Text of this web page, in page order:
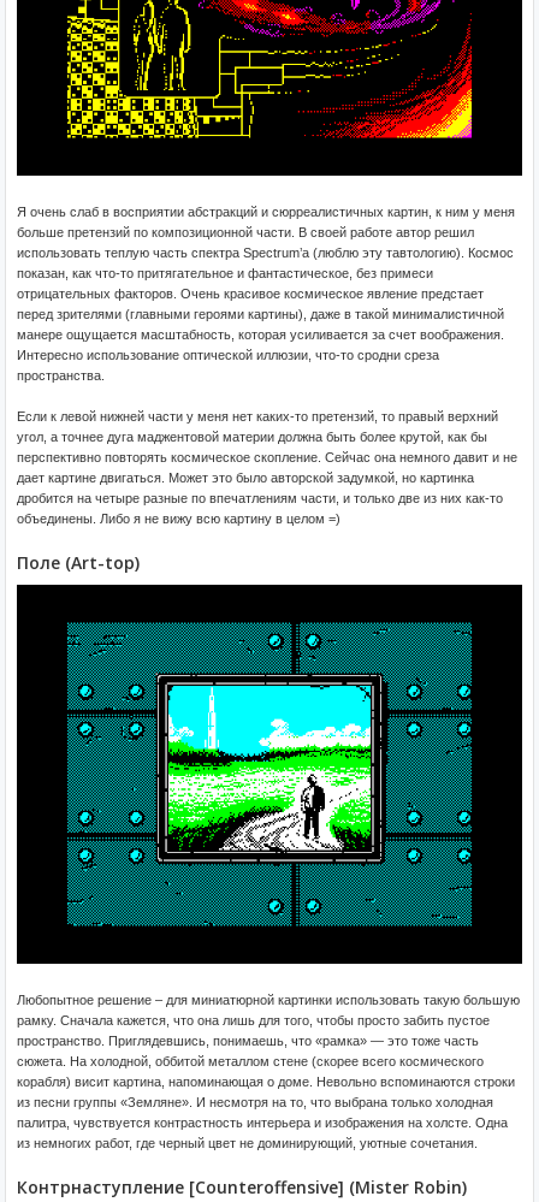
Я очень слаб в восприятии абстракций и сюрреалистичных картин, к ним у меня
больше претензий по композиционной части. В своей работе автор решил
использовать теплую часть спектра Spectrum’а (люблю эту тавтологию). Космос
показан, как что-то притягательное и фантастическое, без примеси
отрицательных факторов. Очень красивое космическое явление предстает
перед зрителями (главными героями картины), даже в такой минималистичной
манере ощущается масштабность, которая усиливается за счет воображения.
Интересно использование оптической иллюзии, что-то сродни среза
пространства.
Если к левой нижней части у меня нет каких-то претензий, то правый верхний
угол, а точнее дуга маджентовой материи должна быть более крутой, как бы
перспективно повторять космическое скопление. Сейчас она немного давит и не
дает картине двигаться. Может это было авторской задумкой, но картинка
дробится на четыре разные по впечатлениям части, и только две из них как-то
объединены. Либо я не вижу всю картину в целом =)
Поле (Art-top)
Любопытное решение – для миниатюрной картинки использовать такую большую
рамку. Сначала кажется, что она лишь для того, чтобы просто забить пустое
пространство. Приглядевшись, понимаешь, что «рамка» — это тоже часть
сюжета. На холодной, оббитой металлом стене (скорее всего космического
корабля) висит картина, напоминающая о доме. Невольно вспоминаются строки
из песни группы «Земляне». И несмотря на то, что выбрана только холодная
палитра, чувствуется контрастность интерьера и изображения на холсте. Одна
из немногих работ, где черный цвет не доминирующий, уютные сочетания.
Контрнаступление [Counteroffensive] (Mister Robin)